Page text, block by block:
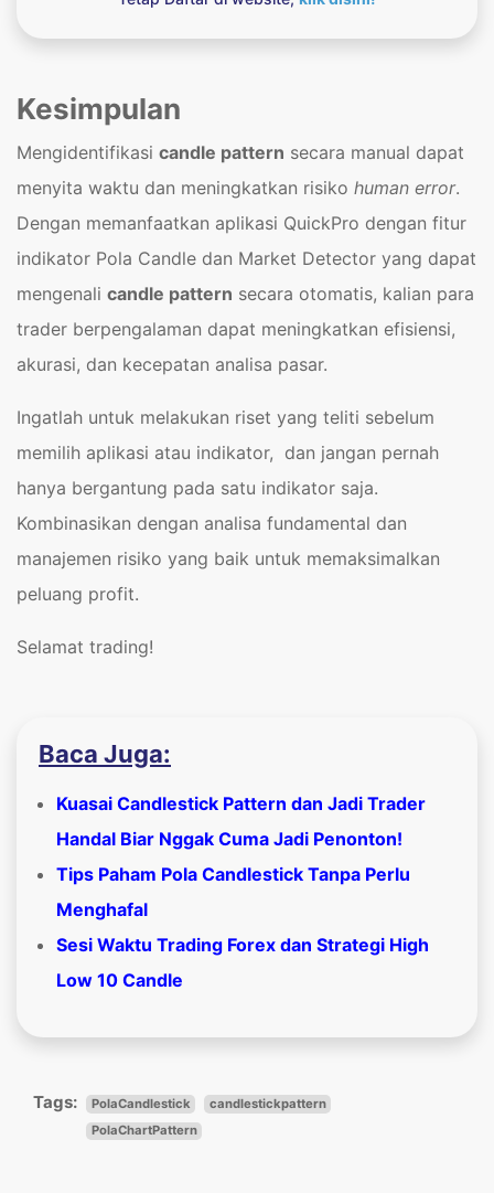
Kesimpulan
Mengidentifikasi candle pattern secara manual dapat
menyita waktu dan meningkatkan risiko human error.
Dengan memanfaatkan aplikasi QuickPro dengan fitur
indikator Pola Candle dan Market Detector yang dapat
mengenali candle pattern secara otomatis, kalian para
trader berpengalaman dapat meningkatkan efisiensi,
akurasi, dan kecepatan analisa pasar.
Ingatlah untuk melakukan riset yang teliti sebelum
memilih aplikasi atau indikator, dan jangan pernah
hanya bergantung pada satu indikator saja.
Kombinasikan dengan analisa fundamental dan
manajemen risiko yang baik untuk memaksimalkan
peluang profit.
Selamat trading!
Baca Juga:
Kuasai Candlestick Pattern dan Jadi Trader
Handal Biar Nggak Cuma Jadi Penonton!
Tips Paham Pola Candlestick Tanpa Perlu
Menghafal
Sesi Waktu Trading Forex dan Strategi High
Low 10 Candle
Tags: PolaCandlestick
candlestickpattern
PolaChartPattern